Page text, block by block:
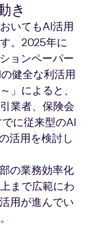
き
いてもAI活用
。2025年に
ョンペーパー
健全な利活用
」によると、
業者、保険会
に従来型のAI
活用を検討し
の業務効率化
まで広範にわ
用が進んでい